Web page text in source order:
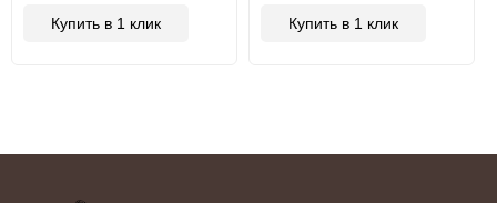
Купить в 1 клик Купить в 1 клик